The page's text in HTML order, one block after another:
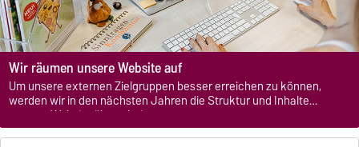
Wir räumen unsere Website auf
Um unsere externen Zielgruppen besser erreichen zu können,
werden wir in den nächsten Jahren die Struktur und Inhalte
unserer Website überarbeiten.